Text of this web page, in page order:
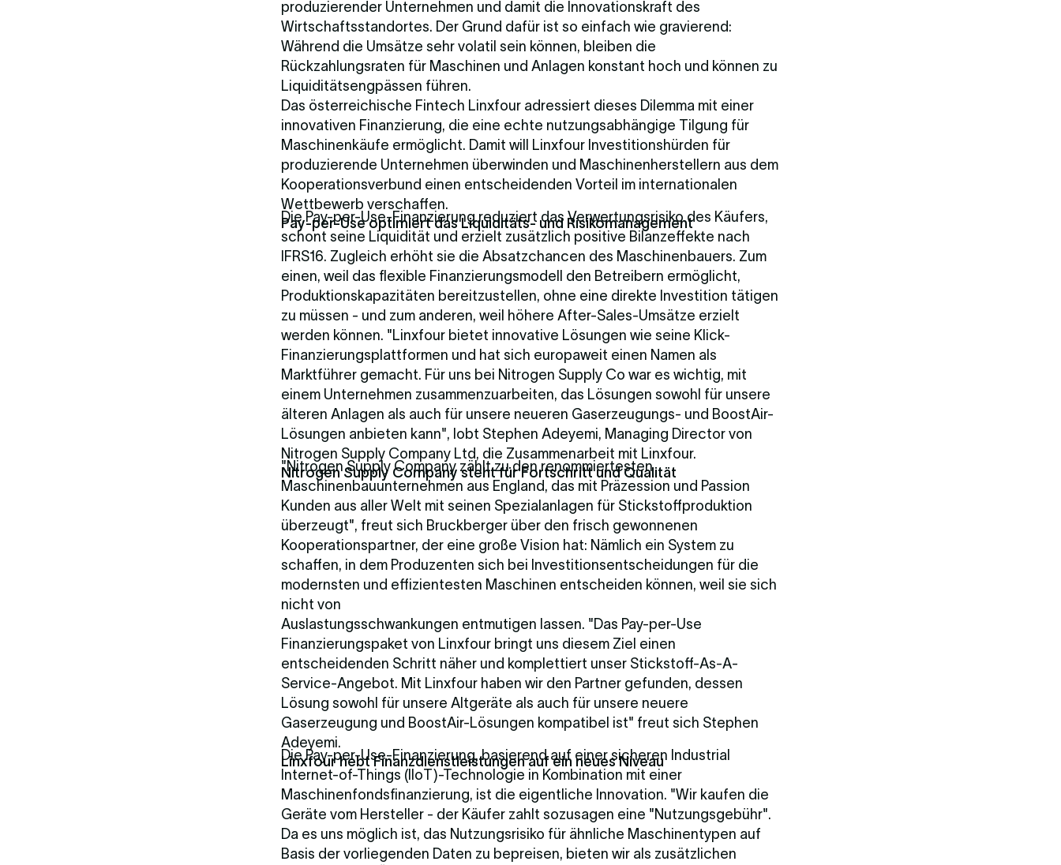
produzierender Unternehmen und damit die Innovationskraft des
Wirtschaftsstandortes. Der Grund dafür ist so einfach wie gravierend:
Während die Umsätze sehr volatil sein können, bleiben die
Rückzahlungsraten für Maschinen und Anlagen konstant hoch und können zu
Liquiditätsengpässen führen.
Das österreichische Fintech Linxfour adressiert dieses Dilemma mit einer
innovativen Finanzierung, die eine echte nutzungsabhängige Tilgung für
Maschinenkäufe ermöglicht. Damit will Linxfour Investitionshürden für
produzierende Unternehmen überwinden und Maschinenherstellern aus dem
Kooperationsverbund einen entscheidenden Vorteil im internationalen
Wettbewerb verschaffen.
Pay-per-Use optimiert das Liquiditäts- und Risikomanagement
Die Pay-per-Use-Finanzierung reduziert das Verwertungsrisiko des Käufers,
schont seine Liquidität und erzielt zusätzlich positive Bilanzeffekte nach
IFRS16. Zugleich erhöht sie die Absatzchancen des Maschinenbauers. Zum
einen, weil das flexible Finanzierungsmodell den Betreibern ermöglicht,
Produktionskapazitäten bereitzustellen, ohne eine direkte Investition tätigen
zu müssen - und zum anderen, weil höhere After-Sales-Umsätze erzielt
werden können. "Linxfour bietet innovative Lösungen wie seine Klick-
Finanzierungsplattformen und hat sich europaweit einen Namen als
Marktführer gemacht. Für uns bei Nitrogen Supply Co war es wichtig, mit
einem Unternehmen zusammenzuarbeiten, das Lösungen sowohl für unsere
älteren Anlagen als auch für unsere neueren Gaserzeugungs- und BoostAir-
Lösungen anbieten kann", lobt Stephen Adeyemi, Managing Director von
Nitrogen Supply Company Ltd, die Zusammenarbeit mit Linxfour.
Nitrogen Supply Company steht für Fortschritt und Qualität
"Nitrogen Supply Company zählt zu den renommiertesten
Maschinenbauunternehmen aus England, das mit Präzession und Passion
Kunden aus aller Welt mit seinen Spezialanlagen für Stickstoffproduktion
überzeugt", freut sich Bruckberger über den frisch gewonnenen
Kooperationspartner, der eine große Vision hat: Nämlich ein System zu
schaffen, in dem Produzenten sich bei Investitionsentscheidungen für die
modernsten und effizientesten Maschinen entscheiden können, weil sie sich
nicht von
Auslastungsschwankungen entmutigen lassen. "Das Pay-per-Use
Finanzierungspaket von Linxfour bringt uns diesem Ziel einen
entscheidenden Schritt näher und komplettiert unser Stickstoff-As-A-
Service-Angebot. Mit Linxfour haben wir den Partner gefunden, dessen
Lösung sowohl für unsere Altgeräte als auch für unsere neuere
Gaserzeugung und BoostAir-Lösungen kompatibel ist" freut sich Stephen
Adeyemi.
Linxfour hebt Finanzdienstleistungen auf ein neues Niveau
Die Pay-per-Use-Finanzierung, basierend auf einer sicheren Industrial
Internet-of-Things (IIoT)-Technologie in Kombination mit einer
Maschinenfondsfinanzierung, ist die eigentliche Innovation. "Wir kaufen die
Geräte vom Hersteller - der Käufer zahlt sozusagen eine "Nutzungsgebühr".
Da es uns möglich ist, das Nutzungsrisiko für ähnliche Maschinentypen auf
Basis der vorliegenden Daten zu bepreisen, bieten wir als zusätzlichen